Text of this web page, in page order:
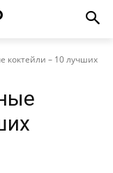
коктейли – 10 лучших